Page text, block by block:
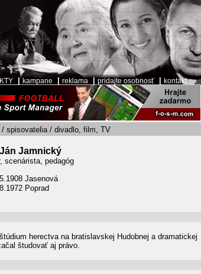
kampane reklama pridajte osobnosť kontakt
/ spisovatelia / divadlo, film, TV
Ján Jamnický
scenárista, pedagóg
Jasenová
Poprad
herectva na bratislavskej Hudobnej a dramatickej
študovať aj právo.